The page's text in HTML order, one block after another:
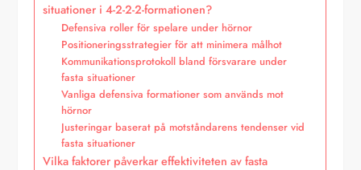
situationer i 4-2-2-2-formationen?
Defensiva roller för spelare under hörnor
Positioneringsstrategier för att minimera målhot
Kommunikationsprotokoll bland försvarare under
fasta situationer
Vanliga defensiva formationer som används mot
hörnor
Justeringar baserat på motståndarens tendenser vid
fasta situationer
Vilka faktorer påverkar effektiviteten av fasta